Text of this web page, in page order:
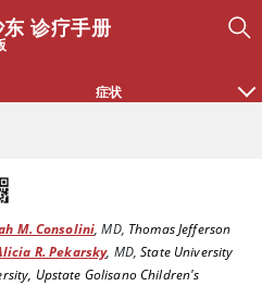
诊疗手册
症状
M. Consolini,MD, Thomas Jefferson
R. Pekarsky, MD,State University
Upstate Golisano Children's